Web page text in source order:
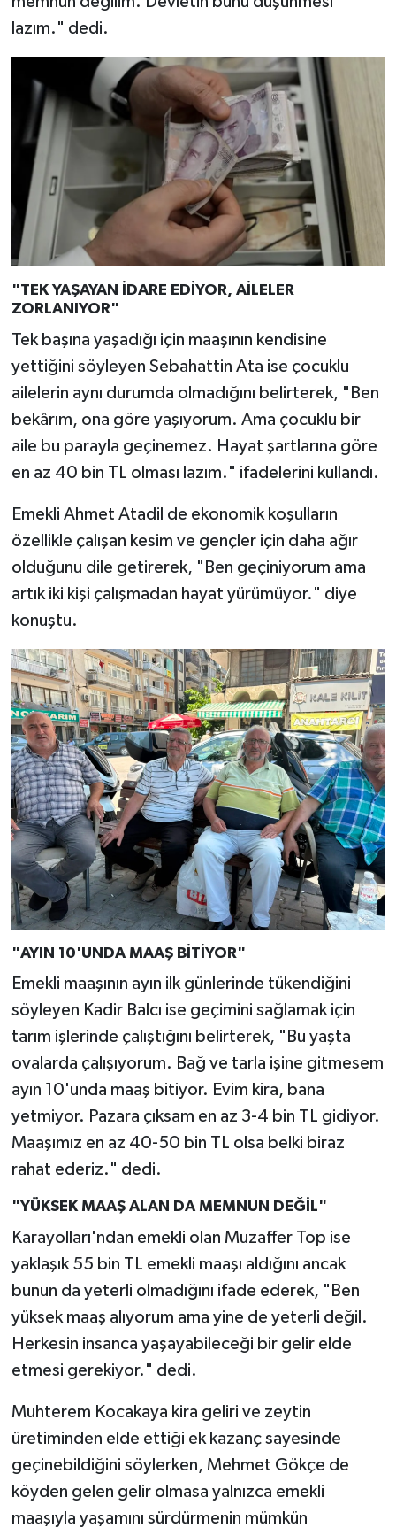
lazım." dedi.
"TEK YAŞAYAN İDARE EDİYOR, AİLELER
ZORLANIYOR"
Tek başına yaşadığı için maaşının kendisine
yettiğini söyleyen Sebahattin Ata ise çocuklu
ailelerin aynı durumda olmadığını belirterek, "Ben
bekârım, ona göre yaşıyorum. Ama çocuklu bir
aile bu parayla geçinemez. Hayat şartlarına göre
en az 40 bin TL olması lazım." ifadelerini kullandı.
Emekli Ahmet Atadil de ekonomik koşulların
özellikle çalışan kesim ve gençler için daha ağır
olduğunu dile getirerek, "Ben geçiniyorum ama
artık iki kişi çalışmadan hayat yürümüyor." diye
konuştu.
"AYIN 10'UNDA MAAŞ BİTİYOR"
Emekli maaşının ayın ilk günlerinde tükendiğini
söyleyen Kadir Balcı ise geçimini sağlamak için
tarım işlerinde çalıştığını belirterek, "Bu yaşta
ovalarda çalışıyorum. Bağ ve tarla işine gitmesem
ayın 10'unda maaş bitiyor. Evim kira, bana
yetmiyor. Pazara çıksam en az 3-4 bin TL gidiyor.
Maaşımız en az 40-50 bin TL olsa belki biraz
rahat ederiz." dedi.
"YÜKSEK MAAŞ ALAN DA MEMNUN DEĞİL"
Karayolları'ndan emekli olan Muzaffer Top ise
yaklaşık 55 bin TL emekli maaşı aldığını ancak
bunun da yeterli olmadığını ifade ederek, "Ben
yüksek maaş alıyorum ama yine de yeterli değil.
Herkesin insanca yaşayabileceği bir gelir elde
etmesi gerekiyor." dedi.
Muhterem Kocakaya kira geliri ve zeytin
üretiminden elde ettiği ek kazanç sayesinde
geçinebildiğini söylerken, Mehmet Gökçe de
köyden gelen gelir olmasa yalnızca emekli
maaşıyla yaşamını sürdürmenin mümkün